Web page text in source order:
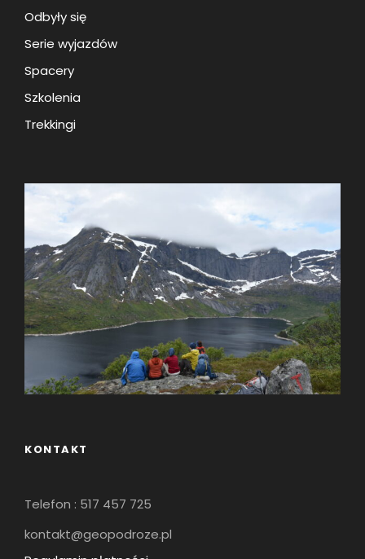
Odbyły się
Serie wyjazdów
Spacery
Szkolenia
Trekkingi
KONTAKT
Telefon : 517 457 725
kontakt@geopodroze.pl